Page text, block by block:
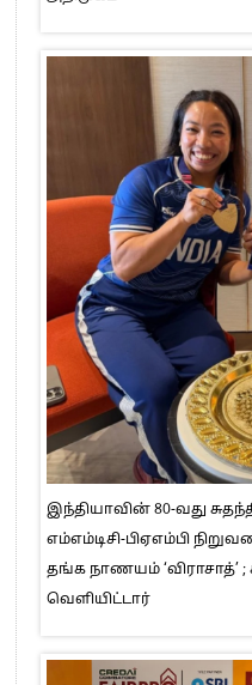
இந்தியாவின் 80-வது
எம்எம்டிசி-பிஏஎம்பி
தங்க நாணயம் ‘விராசாத்’
வெளியிட்டார்